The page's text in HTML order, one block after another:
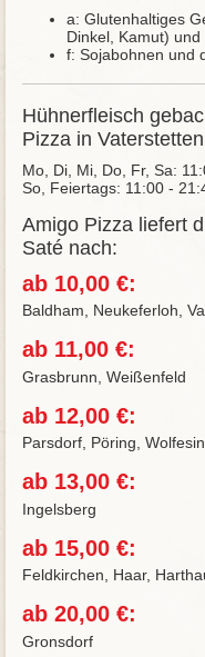
a: Glutenhaltiges
Dinkel, Kamut)
f: Sojabohnen und
Hühnerfleisch
Pizza in
Mo, Di, Mi, Do, Fr, Sa:
So, Feiertags: 11:00 -
Amigo Pizza liefert
Saté nach:
ab 10,00 €:
Baldham, Neukeferloh,
ab 11,00 €:
Grasbrunn, Weißenfeld
ab 12,00 €:
Parsdorf, Pöring,
ab 13,00 €:
Ingelsberg
ab 15,00 €:
Feldkirchen, Haar,
ab 20,00 €:
Gronsdorf